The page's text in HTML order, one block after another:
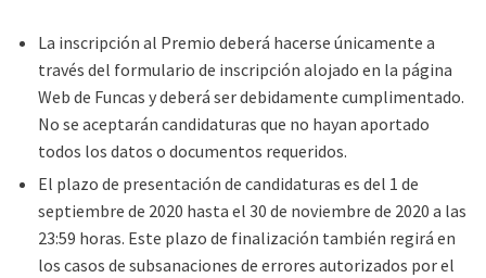
La inscripción al Premio deberá hacerse únicamente a
través del formulario de inscripción alojado en la página
Web de Funcas y deberá ser debidamente cumplimentado.
No se aceptarán candidaturas que no hayan aportado
todos los datos o documentos requeridos.
El plazo de presentación de candidaturas es del 1 de
septiembre de 2020 hasta el 30 de noviembre de 2020 a las
23:59 horas. Este plazo de finalización también regirá en
los casos de subsanaciones de errores autorizados por el